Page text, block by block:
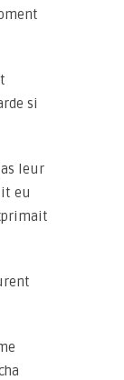
si
leur
eu